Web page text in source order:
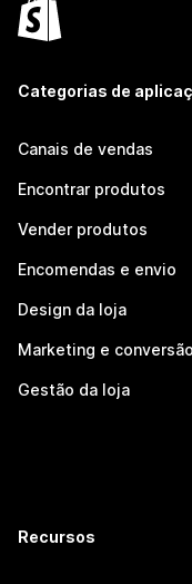
Categorias de
Canais de vendas
Encontrar produtos
Vender produtos
Encomendas e envio
Design da loja
Marketing e conversão
Gestão da loja
Recursos